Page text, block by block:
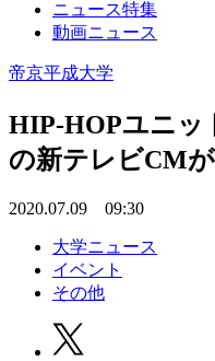
ニュース特集
動画ニュース
帝京平成大学
HIP-HOPユニッ
の新テレビCM
2020.07.09 09:30
大学ニュース
イベント
その他